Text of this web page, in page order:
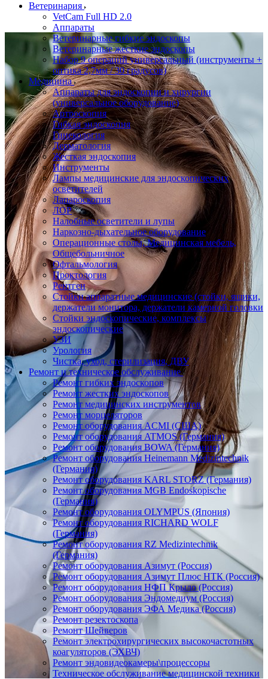
Ветеринария
VetCam Full HD 2.0
Аппараты
Ветеринарные гибкие эндоскопы
Ветеринарные жесткие эндоскопы
Набор 9 операций универсальный (инструменты +
оптика 2,7мм / 30 градусов)
Медицина
Аппараты для эндоскопии и хирургии
(универсальное оборудование)
Артроскопия
Гибкая эндоскопия
Гинекология
Дерматология
Жесткая эндоскопия
Инструменты
Лампы медицинские для эндоскопических
осветителей
Лапароскопия
ЛОР
Налобные осветители и лупы
Наркозно-дыхательное оборудование
Операционные столы, Медицинская мебель,
Общебольничное
Офтальмология
Проктология
Рентген
Стойки аппаратные медицинские (стойки, ящики,
держатели монитора, держатели камерной головки
Стойки эндоскопические, комплексы
эндоскопические
УЗИ
Урология
Чистка, уход, стерилизация, ДВУ
Ремонт и техническое обслуживание
Ремонт гибких эндоскопов
Ремонт жестких эндоскопов
Ремонт медицинских инструментов
Ремонт морцеляторов
Ремонт оборудования ACMI (США)
Ремонт оборудования ATMOS (Германия)
Ремонт оборудования BOWA (Германия)
Ремонт оборудования Heinemann Medizintechnik
(Германия)
Ремонт оборудования KARL STORZ (Германия)
Ремонт оборудования MGB Endoskopische
(Германия)
Ремонт оборудования OLYMPUS (Япония)
Ремонт оборудования RICHARD WOLF
(Германия)
Ремонт оборудования RZ Medizintechnik
(Германия)
Ремонт оборудования Азимут (Россия)
Ремонт оборудования Азимут Плюс НТК (Россия)
Ремонт оборудования НФП Крыло (Россия)
Ремонт оборудования Эндомедиум (Россия)
Ремонт оборудования ЭФА Медика (Россия)
Ремонт резектоскопа
Ремонт Шейверов
Ремонт электрохирургических высокочастотных
коагуляторов (ЭХВЧ)
Ремонт эндовидеокамеры\процессоры
Техническое обслуживание медицинской техники